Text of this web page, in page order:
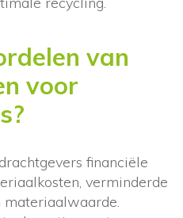
van
voor
financiële
verminderde
materiaalwaarde.